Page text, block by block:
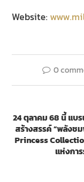
Website:
0
24 ตุลาคม 68 นี้ แบ
สร้างสรรค์ “พลังช
Princess
แห่งกา